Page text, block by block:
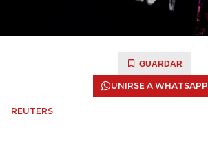
GUARDAR
UNIRSE A WHATSAPP
REUTERS